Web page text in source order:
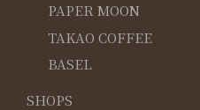
PAPER MOON
TAKAO COFFEE
BASEL
SHOPS